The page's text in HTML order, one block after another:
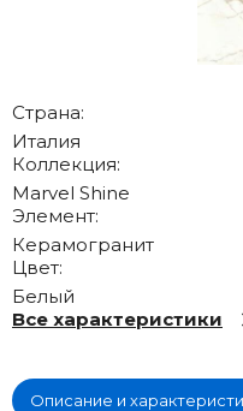
Страна:
Италия
Коллекция:
Marvel Shine
Элемент:
Керамогранит
Цвет:
Белый
Все характеристики
Описание и